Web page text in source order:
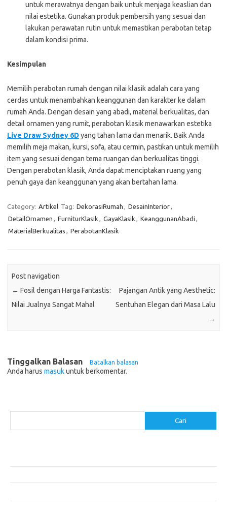
untuk merawatnya dengan baik untuk menjaga keaslian dan
nilai estetika. Gunakan produk pembersih yang sesuai dan
lakukan perawatan rutin untuk memastikan perabotan tetap
dalam kondisi prima.
Kesimpulan
Memilih perabotan rumah dengan nilai klasik adalah cara yang
cerdas untuk menambahkan keanggunan dan karakter ke dalam
rumah Anda. Dengan desain yang abadi, material berkualitas, dan
detail ornamen yang rumit, perabotan klasik menawarkan estetika
Live Draw Sydney 6D yang tahan lama dan menarik. Baik Anda
memilih meja makan, kursi, sofa, atau cermin, pastikan untuk memilih
item yang sesuai dengan tema ruangan dan berkualitas tinggi.
Dengan perabotan klasik, Anda dapat menciptakan ruang yang
penuh gaya dan keanggunan yang akan bertahan lama.
Category: Artikel Tag: DekorasiRumah , DesainInterior,
DetailOrnamen , FurniturKlasik , GayaKlasik , KeanggunanAbadi ,
MaterialBerkualitas , PerabotanKlasik
Post navigation
← Fosil dengan Harga Fantastis:
Nilai Jualnya Sangat Mahal
Pajangan Antik yang Aesthetic:
Sentuhan Elegan dari Masa Lalu
→
Tinggalkan Balasan Batalkan balasan
Anda harus masukuntuk berkomentar.
Cari